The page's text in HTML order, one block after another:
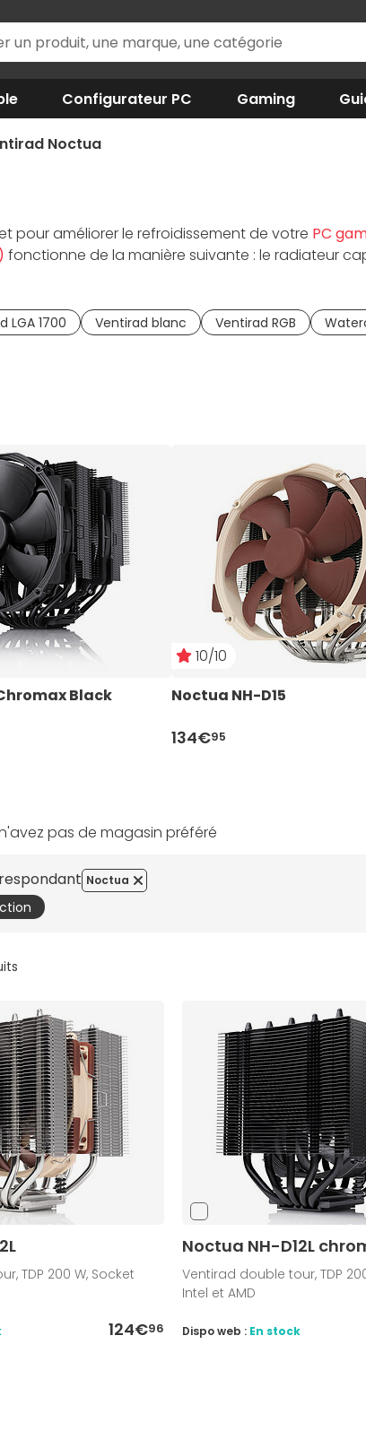
Configurateur PC Gaming
Noctua
pour améliorer le refroidissement de votre PC
fonctionne de la manière suivante : le radiateur
multi tour, les
LGA 1700 Ventirad blanc Ventirad RGB
Black
10/10
Noctua NH-D15
134€95
pas de magasin préféré
Noctua
TDP 200 W, Socket
124€96
Noctua NH-D12L
Ventirad double tour, TDP
Intel et AMD
Dispo web : En stock